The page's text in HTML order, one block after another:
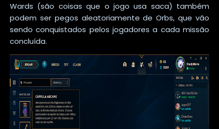
Wards (são coisas que o jogo usa saca) também
podem ser pegos aleatoriamente de Orbs, que vão
sendo conquistados pelos jogadores a cada missão
concluída.